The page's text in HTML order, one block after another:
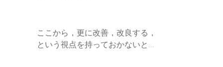
ここから，更に改善，改良する，
という視点を持っておかないと…